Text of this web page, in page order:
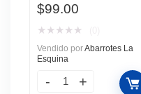
$99.00
★ ★ ★ ★ ★
Vendido porAbarrotes La
Esquina